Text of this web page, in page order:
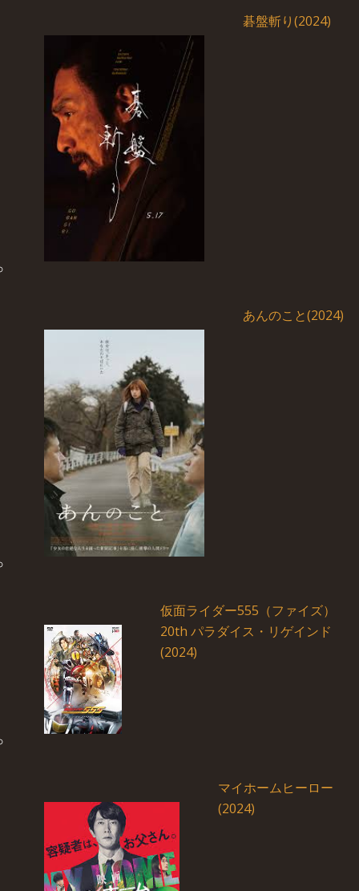
碁盤斬り(2024)
あんのこと(2024)
仮面ライダー555（ファイズ）
20th パラダイス・リゲインド
(2024)
マイホームヒーロー
(2024)